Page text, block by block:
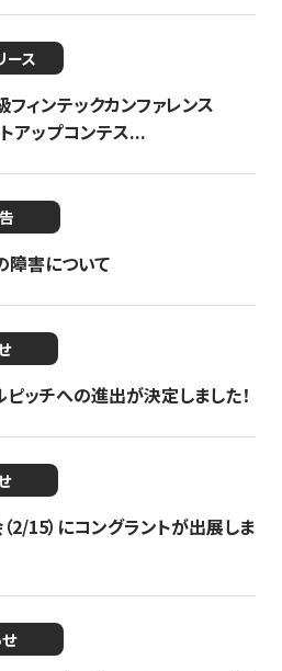
ース
ィンテックカンファレンス
アップコンテス...
障害について
ッチへの進出が決定しました！
2/15）にコングラントが出展しま